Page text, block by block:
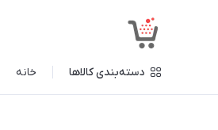
دسته‌بندی کالاها خانه